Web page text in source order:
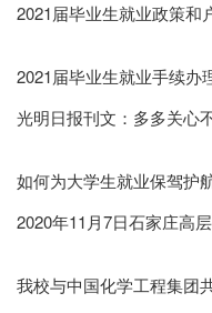
2021届毕业生就业政策和
2021届毕业生就业手续办
光明日报刊文：多多关心
如何为大学生就业保驾护
2020年11月7日石家庄高
我校与中国化学工程集团